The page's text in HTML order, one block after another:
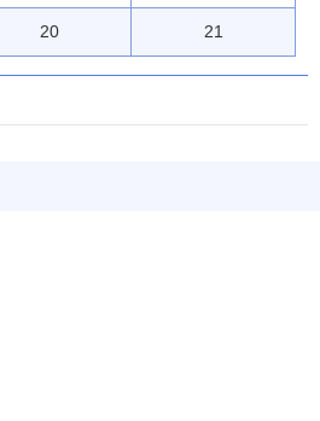
20 21